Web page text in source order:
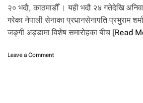
स
कि
?
२० भदाै, काठमाडौँ । यही भदौ २४ गतेदेखि
गरेका नेपाली सेनाका प्रधानसेनापति प्रभुराम
जङ्गी अड्डामा विशेष समारोहका बीच [Read
Leave a Commento